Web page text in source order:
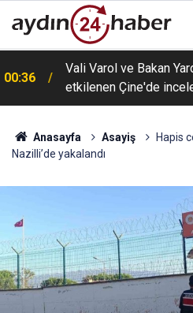
00:36
Vali Varol ve Bakan
etkilenen Çine'de
Anasayfa Asayiş
Hapis
Nazilli’de yakalandı